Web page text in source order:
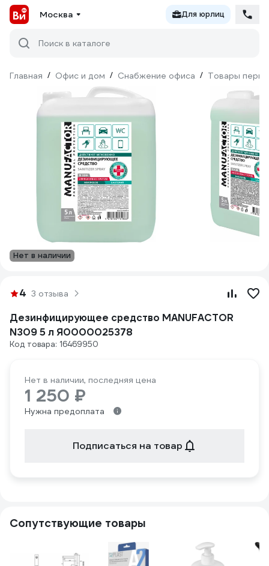
Москва Для юрлиц
Поиск в каталоге
Главная / Офис и дом / Снабжение офиса / Товары
Нет в наличии
4 3 отзыва
Дезинфицирующее средство MANUFACTOR
N309 5 л Я0000025378
Код товара: 16469950
Нет в наличии, последняя цена
1 250 ₽
Нужна предоплата
Подписаться на товар
Сопутствующие товары